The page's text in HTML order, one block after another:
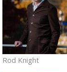
Rod Knight